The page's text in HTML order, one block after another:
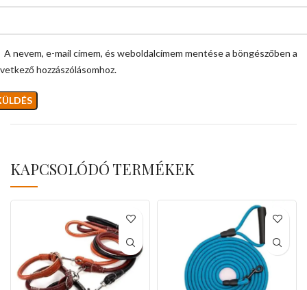
A nevem, e-mail címem, és weboldalcímem mentése a böngészőben a
hozzászólásomhoz.
KAPCSOLÓDÓ TERMÉKEK